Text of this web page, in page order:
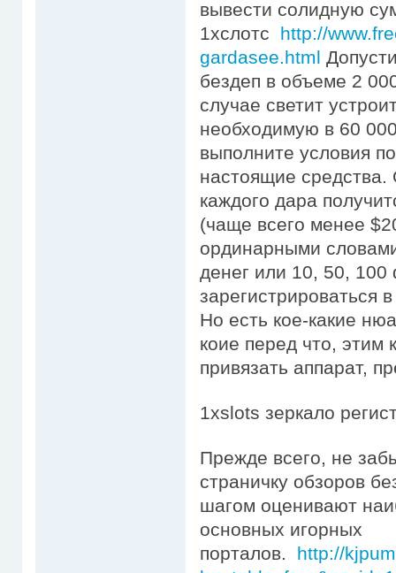
вывести солидную
1хслотс http://
gardasee.html
бездеп в объеме 2
случае светит
необходимую в 60
выполните условия
настоящие средства.
каждого дара
(чаще всего менее
ординарными
денег или 10, 50,
зарегистрироваться
Но есть кое-какие
коие перед что, этим
привязать аппарат,
1xslots зеркало
Прежде всего, не
страничку обзоров
шагом оценивают
основных игорных
порталов. http://